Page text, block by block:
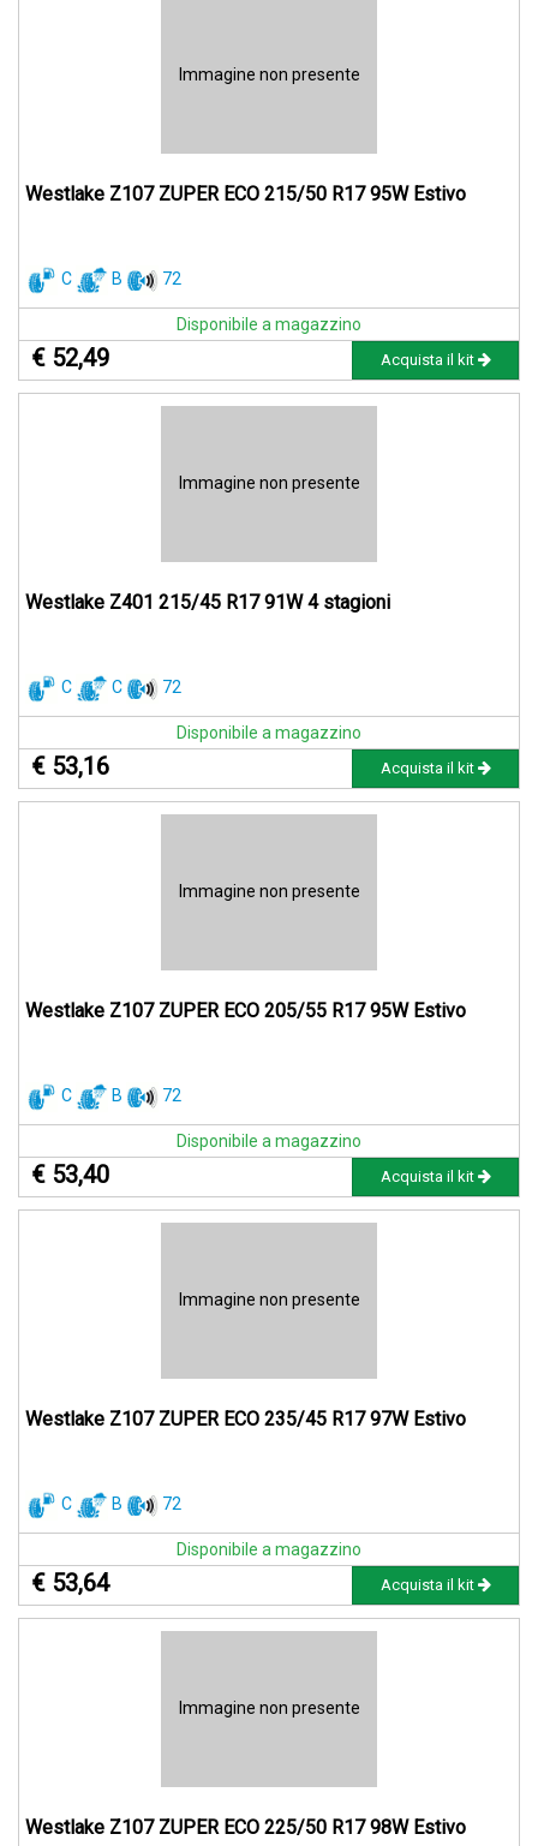
Immagine non presente
Westlake Z107 ZUPER ECO 215/50 R17 95W Estivo
C B 72
Disponibile a magazzino
€ 52,49 Acquista il kit
Immagine non presente
Westlake Z401 215/45 R17 91W 4 stagioni
C C 72
Disponibile a magazzino
€ 53,16 Acquista il kit
Immagine non presente
Westlake Z107 ZUPER ECO 205/55 R17 95W Estivo
C B 72
Disponibile a magazzino
€ 53,40 Acquista il kit
Immagine non presente
Westlake Z107 ZUPER ECO 235/45 R17 97W Estivo
C B 72
Disponibile a magazzino
€ 53,64 Acquista il kit
Immagine non presente
Westlake Z107 ZUPER ECO 225/50 R17 98W Estivo